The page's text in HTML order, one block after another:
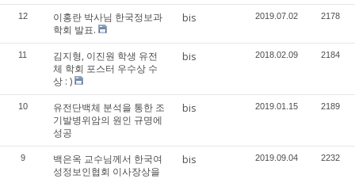
12
이홍란 박사님 한국정보과
학회 발표.
bis 2019.07.02 2178
11
김지형, 이진원 학생 유전
체 학회 포스터 우수상 수
상 : )
bis 2018.02.09 2184
10
유전단백체 분석을 통한 조
기발병위암의 원인 규명에
성공
bis 2019.01.15 2189
9
백은옥 교수님께서 한국여
성정보인협회 이사장상을
bis 2019.09.04 2232